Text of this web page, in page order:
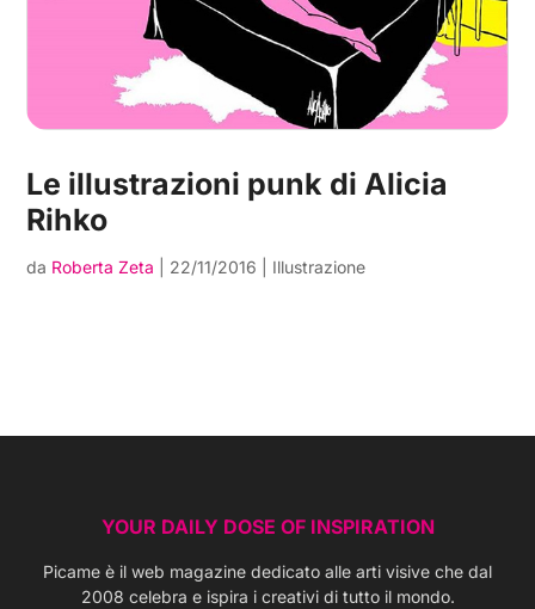
Le illustrazioni punk di Alicia
Rihko
da Roberta Zeta 22/11/2016 Illustrazione
YOUR DAILY DOSE OF INSPIRATION
Picame è il web magazine dedicato alle arti visive che dal
2008 celebra e ispira i creativi di tutto il mondo.